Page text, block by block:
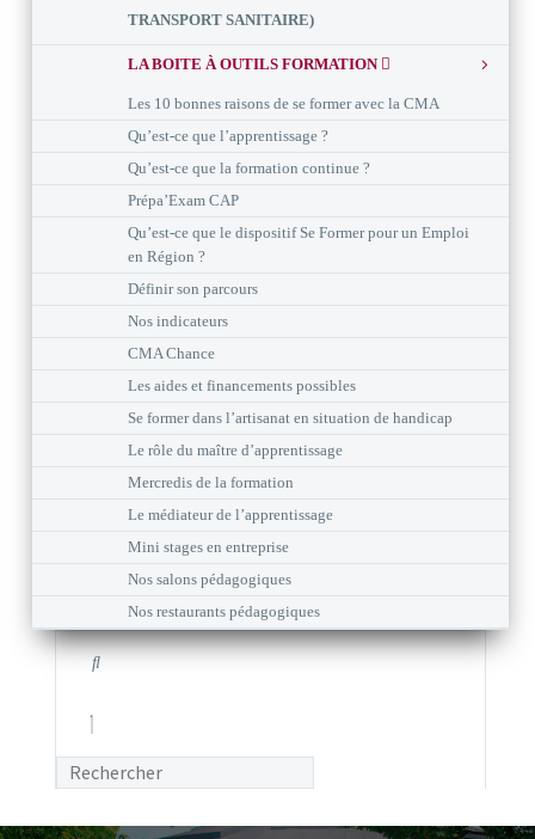
TRANSPORT SANITAIRE)
LA BOITE À OUTILS FORMATION
Les 10 bonnes raisons de se former avec la CMA
Qu’est-ce que l’apprentissage ?
Qu’est-ce que la formation continue ?
Prépa’Exam CAP
Qu’est-ce que le dispositif Se Former pour un Emploi
en Région ?
Définir son parcours
Nos indicateurs
CMA Chance
Les aides et financements possibles
Se former dans l’artisanat en situation de handicap
Le rôle du maître d’apprentissage
Mercredis de la formation
Le médiateur de l’apprentissage
Mini stages en entreprise
Nos salons pédagogiques
Nos restaurants pédagogiques